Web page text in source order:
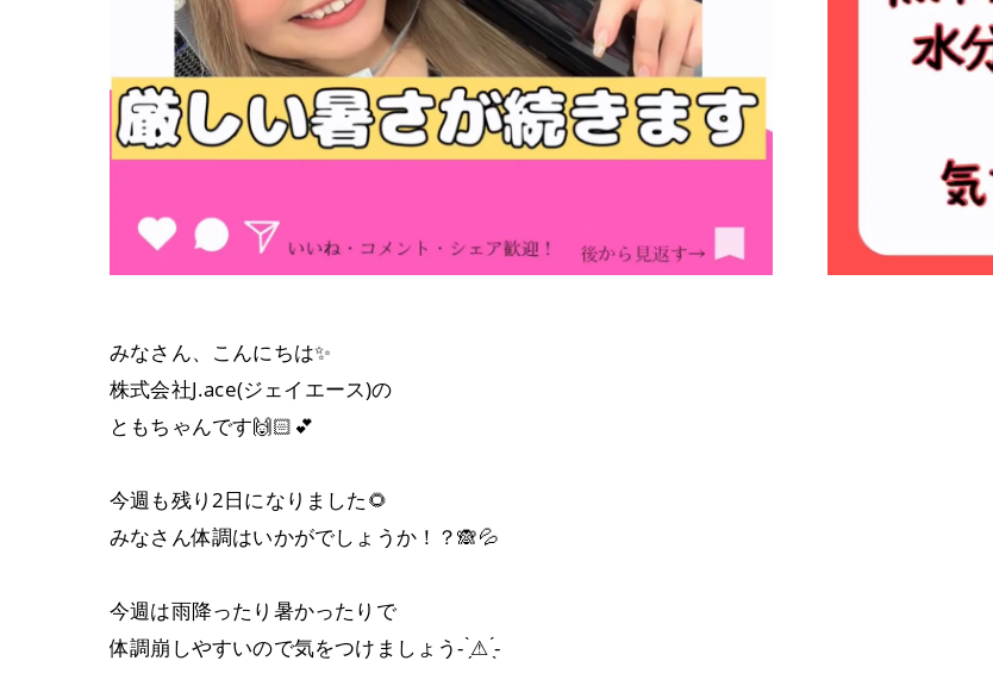
みなさん、こんにちは✨
株式会社J.ace(ジェイエース)の
ともちゃんです🙌🏻︎‪💕
今週も残り2日になりました🌻
みなさん体調はいかがでしょうか！？🙈💦
今週は雨降ったり暑かったりで
体調崩しやすいので気をつけましょう- ̗̀⚠︎ ̖́-